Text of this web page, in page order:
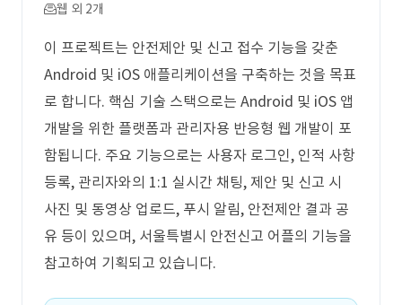
웹 외 2개
이 프로젝트는 안전제안 및 신고 접수 기능을 갖춘
Android 및 iOS 애플리케이션을 구축하는 것을 목표
로 합니다. 핵심 기술 스택으로는 Android 및 iOS 앱
개발을 위한 플랫폼과 관리자용 반응형 웹 개발이 포
함됩니다. 주요 기능으로는 사용자 로그인, 인적 사항
등록, 관리자와의 1:1 실시간 채팅, 제안 및 신고 시
사진 및 동영상 업로드, 푸시 알림, 안전제안 결과 공
유 등이 있으며, 서울특별시 안전신고 어플의 기능을
참고하여 기획되고 있습니다.